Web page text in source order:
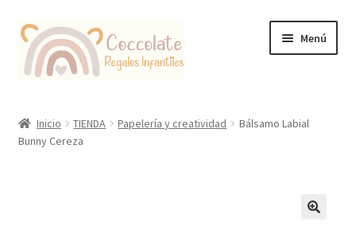
Ir
la
Ir
contenido
Menú
Coccolate Puericultura y Juguetería Educativa
Inicio TIENDA Papelería y creatividad
Bálsamo Labial
Bunny Cereza